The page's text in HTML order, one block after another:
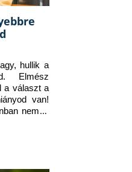
hullik a
Elmész
a választ a
van!
nem itt